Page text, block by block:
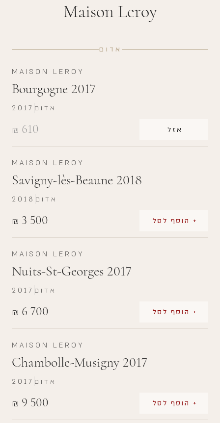
Maison Leroy
אדום
MAISON LEROY
Bourgogne 2017
₪ 610 אזל
2017 אדום
MAISON LEROY
Savigny-lès-Beaune 2018
₪ 3 500 + הוסף לסל
2018 אדום
MAISON LEROY
Nuits-St-Georges 2017
₪ 6 700 + הוסף לסל
2017 אדום
MAISON LEROY
Chambolle-Musigny 2017
₪ 9 500 + הוסף לסל
2017 אדום